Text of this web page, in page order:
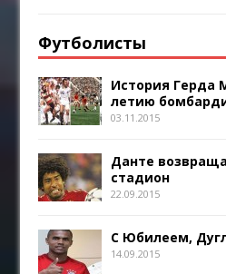
Футболисты
История Герда
летию
03.11.2015
Данте
стадион
22.09.2015
С Юбилеем,
14.09.2015